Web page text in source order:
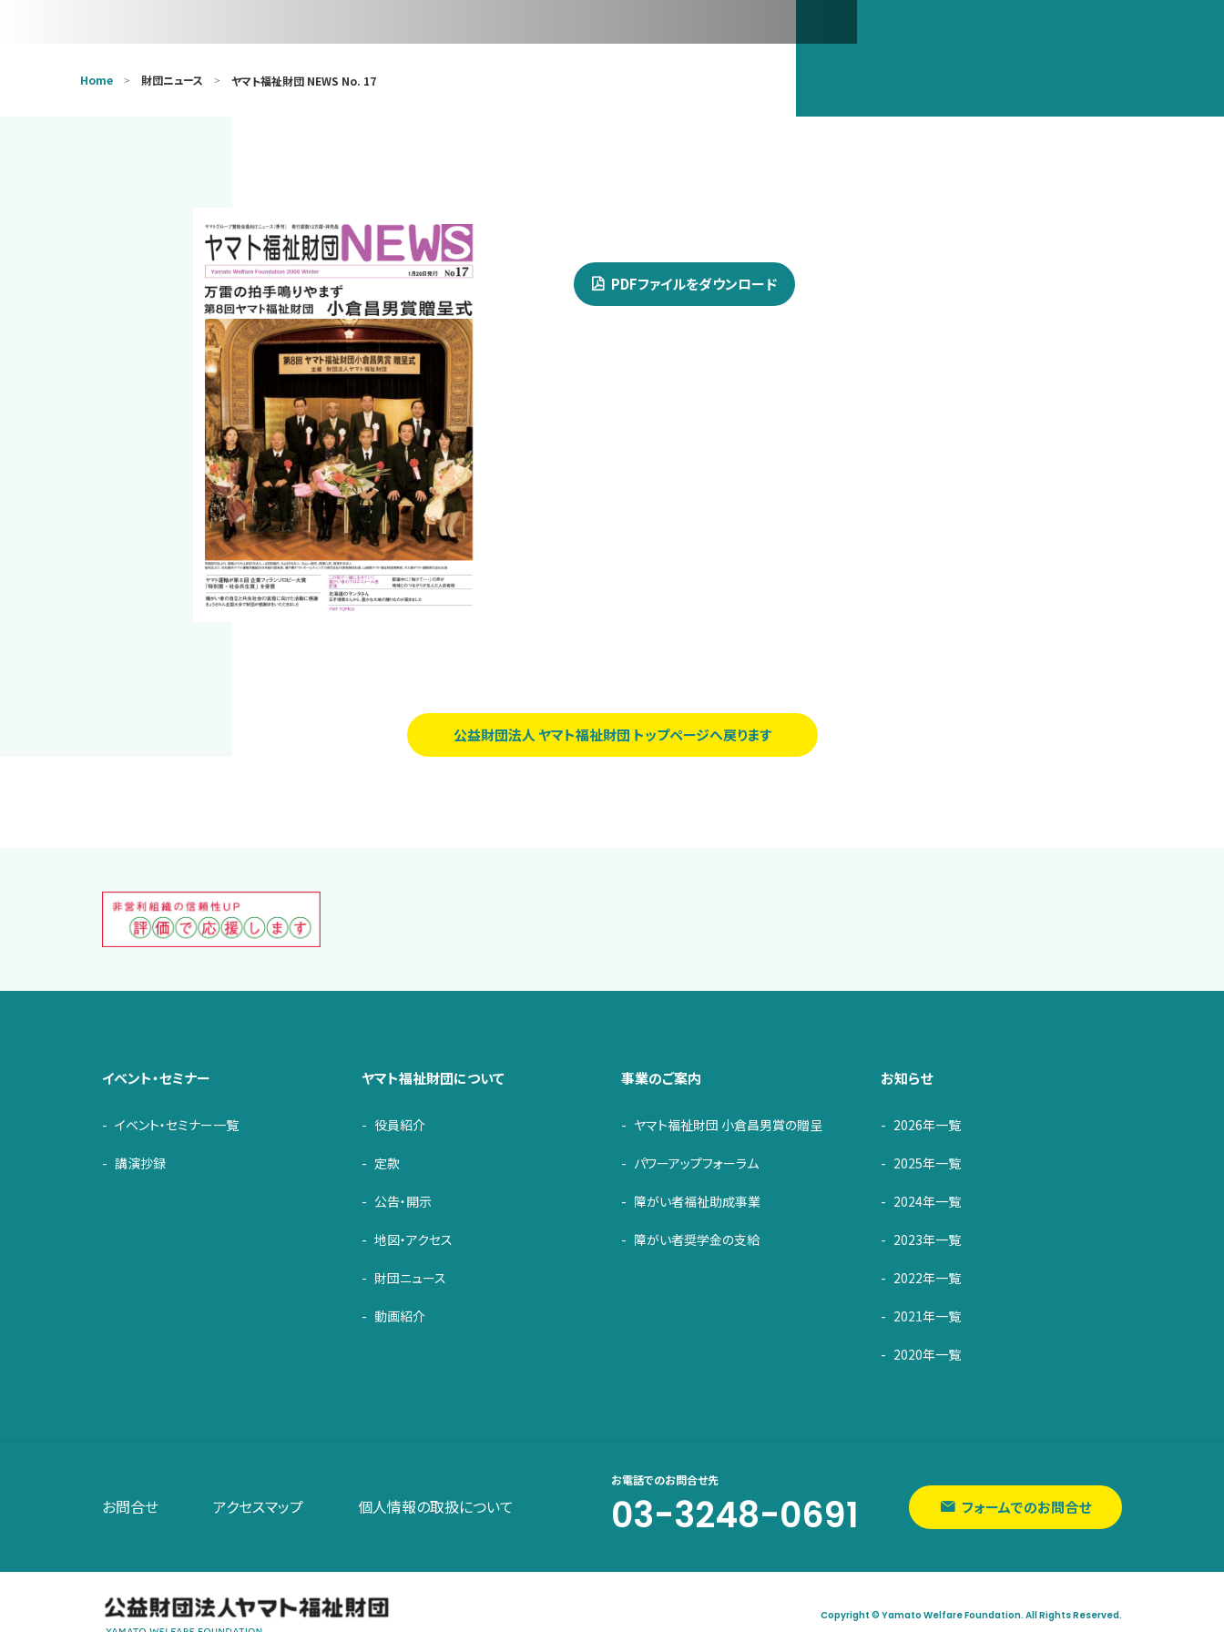
Home 財団ニュース ヤマト福祉財団 NEWS No. 17
PDFファイルをダウンロード
公益財団法人 ヤマト福祉財団 トップページへ戻ります
イベント・セミナー
イベント・セミナー一覧
講演抄録
ヤマト福祉財団について
役員紹介
定款
公告・開示
地図・アクセス
財団ニュース
動画紹介
事業のご案内
ヤマト福祉財団 小倉昌男賞の贈呈
パワーアップフォーラム
障がい者福祉助成事業
障がい者奨学金の支給
お知らせ
2026年一覧
2025年一覧
2024年一覧
2023年一覧
2022年一覧
2021年一覧
2020年一覧
お問合せ アクセスマップ 個人情報の取扱について
お電話でのお問合せ先
03-3248-0691 フォームでのお問合せ
Copyright © Yamato Welfare Foundation. All Rights Reserved.